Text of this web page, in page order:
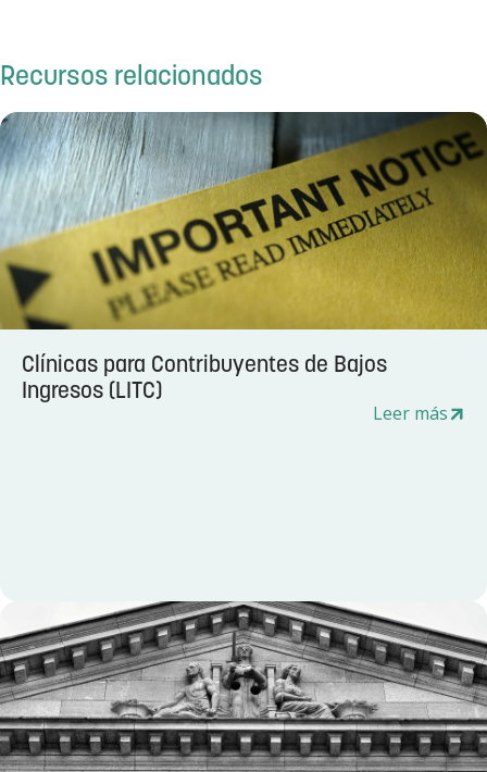
Recursos relacionados
Clínicas para Contribuyentes de Bajos
Ingresos (LITC)
Leer más